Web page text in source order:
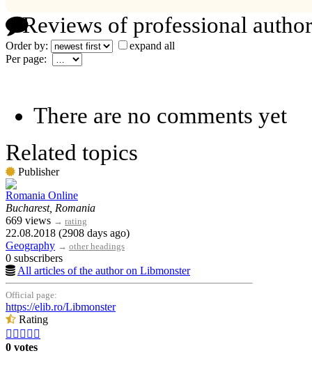
Reviews of professional
Order by:
expand all
Per page:
There are no comments yet
Related topics
Publisher
Romania Online
Bucharest, Romania
669 views → rating
22.08.2018 (2908 days ago)
Geography → other headings
0 subscribers
All articles of the author on Libmonster
Official page:
https://elib.ro/Libmonster
Rating
    
0 votes